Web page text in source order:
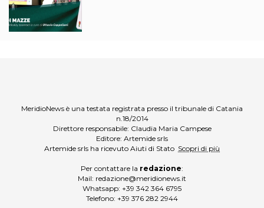
MeridioNews è una testata registrata presso il tribunale di Catania
n.18/2014
Direttore responsabile: Claudia Maria Campese
Editore: Artemide srls
Artemide srls ha ricevuto Aiuti di Stato Scopri di più
Per contattare la redazione:
Mail: redazione@meridionews.it
Whatsapp: +39 342 364 6795
Telefono: +39 376 282 2944